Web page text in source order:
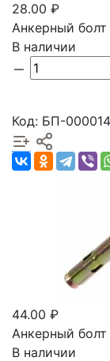
28.00 ₽
Анкерный болт
В наличии
Код: БП-
44.00 ₽
Анкерный болт
В наличии